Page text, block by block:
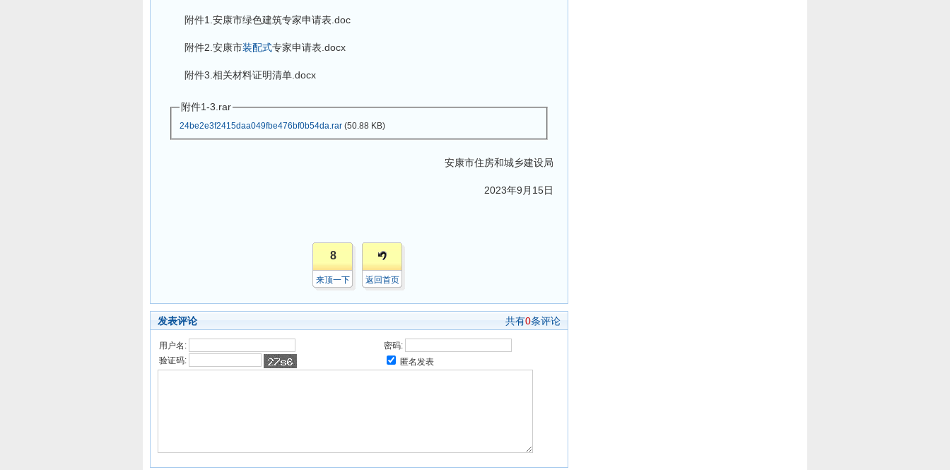
附件1.安康市绿色建筑专家申请表.doc
附件2.安康市装配式专家申请表.docx
附件3.相关材料证明清单.docx
附件1-3.rar
24be2e3f2415daa049fbe476bf0b54da.rar(50.88 KB)
安康市住房和城乡建设局
2023年9月15日
8
来顶一下 返回首页
发表评论 共有0条评论
用户名:
密码:
验证码:
匿名发表